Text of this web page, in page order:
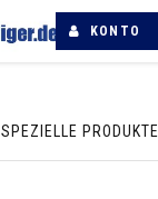
KONTO
SPEZIELLE PRODUKTE